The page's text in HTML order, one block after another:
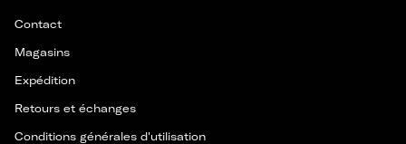
Contact
Magasins
Expédition
Retours et échanges
Conditions générales d'utilisation